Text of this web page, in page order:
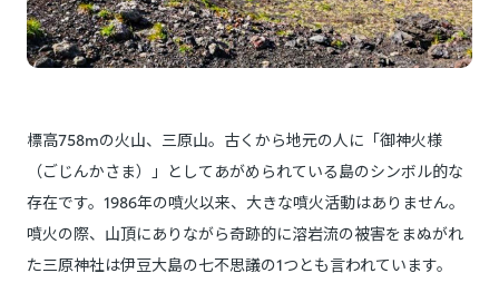
標高758mの火山、三原山。古くから地元の人に「御神火様
（ごじんかさま）」としてあがめられている島のシンボル的な
存在です。1986年の噴火以来、大きな噴火活動はありません。
噴火の際、山頂にありながら奇跡的に溶岩流の被害をまぬがれ
た三原神社は伊豆大島の七不思議の1つとも言われています。